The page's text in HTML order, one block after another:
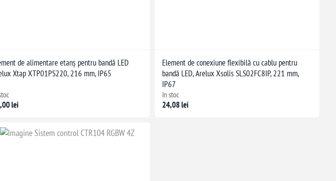
de alimentare etanș pentru bandă LED
Xtap XTP01PS220, 216 mm, IP65
lei
Element de conexiune flexibilă cu cablu pentru
bandă LED, Arelux Xsolis SLS02FC8IP, 221 mm,
IP67
în stoc
24,08 lei